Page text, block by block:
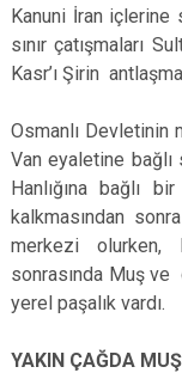
Kanuni İran içlerine
sınır çatışmaları
Kasr’ı Şirin
Osmanlı Devletinin
Van eyaletine
Hanlığına bağlı
kalkmasından
merkezi olurken,
sonrasında Muş
yerel paşalık vardı.
YAKIN ÇAĞDA MUŞ